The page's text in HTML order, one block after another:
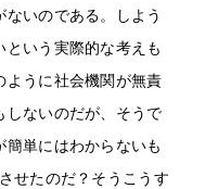
いのである。しよう
いう実際的な考えも
ように社会機関が無責
しないのだが、そうで
単にはわからないも
せたのだ？そうこうす